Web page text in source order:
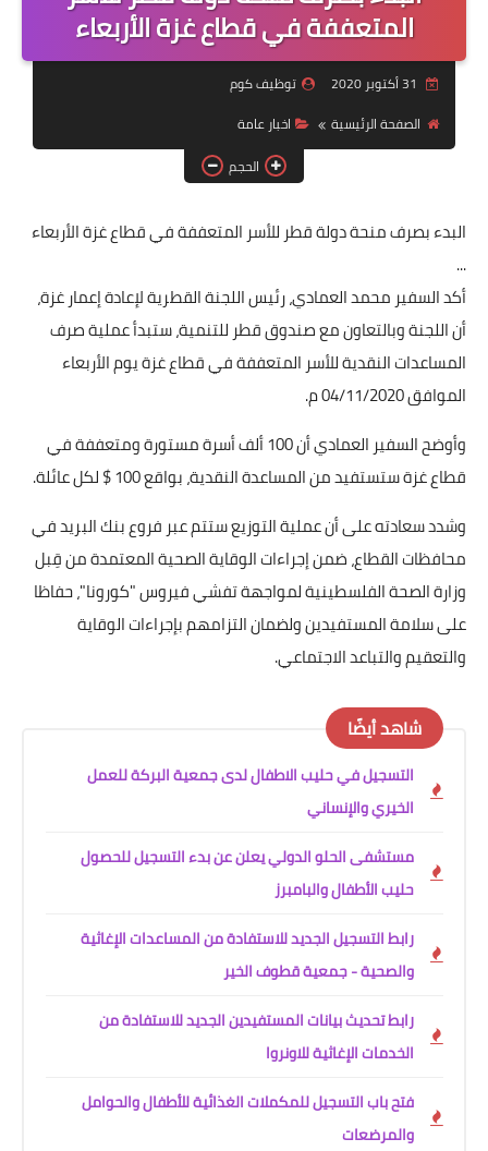
منوعات
نماذج سيرة ذاتية
المتعففة في قطاع غزة الأربعاء
توظيف كوم
الصفحة الرئيسية
اخبار عامة
الحجم
البدء بصرف منحة دولة قطر للأسر المتعففة في قطاع غزة الأربعاء
...
أكد السفير محمد العمادي، رئيس اللجنة القطرية لإعادة إعمار غزة،
أن اللجنة وبالتعاون مع صندوق قطر للتنمية، ستبدأ عملية صرف
المساعدات النقدية للأسر المتعففة في قطاع غزة يوم الأربعاء
الموافق 04/11/2020 م.
وأوضح السفير العمادي أن 100 ألف أسرة مستورة ومتعففة في
قطاع غزة ستستفيد من المساعدة النقدية، بواقع 100 $ لكل عائلة.
وشدد سعادته على أن عملية التوزيع ستتم عبر فروع بنك البريد في
محافظات القطاع، ضمن إجراءات الوقاية الصحية المعتمدة من قِبل
وزارة الصحة الفلسطينية لمواجهة تفشي فيروس "كورونا"، حفاظا
على سلامة المستفيدين ولضمان التزامهم بإجراءات الوقاية
والتعقيم والتباعد الاجتماعي.
شاهد أيضًا
التسجيل في حليب الاطفال لدى جمعية البركة للعمل
الخيري والإنساني
مستشفى الحلو الدولي يعلن عن بدء التسجيل للحصول
حليب الأطفال والبامبرز
رابط التسجيل الجديد للاستفادة من المساعدات الإغاثية
والصحية - جمعية قطوف الخير
رابط تحديث بيانات المستفيدين الجديد للاستفادة من
الخدمات الإغاثية للاونروا
فتح باب التسجيل للمكملات الغذائية للأطفال والحوامل
والمرضعات